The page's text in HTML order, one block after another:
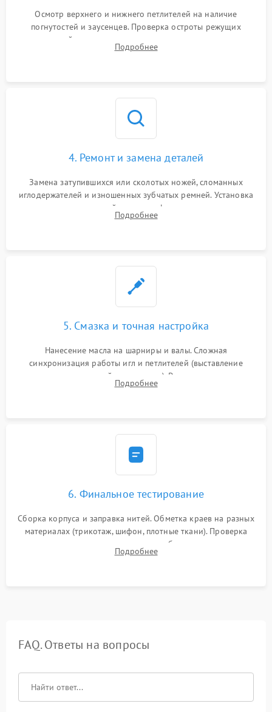
Осмотр верхнего и нижнего петлителей на наличие
погнутостей и заусенцев. Проверка остроты режущих
кромок ножей, состояния приводного ремня, электромотора
и механизма дифференциальной подачи ткани.
Подробнее
4. Ремонт и замена деталей
Замена затупившихся или сколотых ножей, сломанных
иглодержателей и изношенных зубчатых ремней. Установка
новых петлителей взамен деформированных.
Восстановление контактов в педали и цепях
Подробнее
5. Смазка и точная настройка
Нанесение масла на шарниры и валы. Сложная
синхронизация работы игл и петлителей (выставление
зазоров до сотых долей миллиметра). Регулировка прижима
ножей, ширины обметки и хода дифференциального
Подробнее
6. Финальное тестирование
Сборка корпуса и заправка нитей. Обметка краев на разных
материалах (трикотаж, шифон, плотные ткани). Проверка
ровности среза, эластичности шва, работы ролевого шва и
отсутствия стягивания или волнистости ткани.
Подробнее
FAQ. Ответы на вопросы